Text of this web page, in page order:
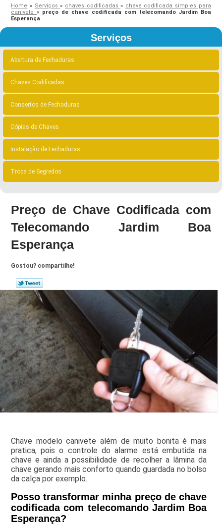
Home » Serviços» chaves codificadas» chave codificada simples para
canivete» preço de chave codificada com telecomando Jardim Boa
Esperança
Serviços
Abertura de Fechaduras
Chaves Codificadas
Consertos de Fechaduras
Cópias de Chaves
Instalação de Fechaduras
Troca de Segredos
Preço de Chave Codificada com
Telecomando Jardim Boa
Esperança
Gostou? compartilhe!
Chave modelo canivete além de muito bonita é mais
pratica, pois o controle do alarme está embutida na
chave e ainda a possibilidade de recolher a lâmina da
chave gerando mais conforto quando guardada no bolso
da calça por exemplo.
Posso transformar minha preço de chave
codificada com telecomando Jardim Boa
Esperança?